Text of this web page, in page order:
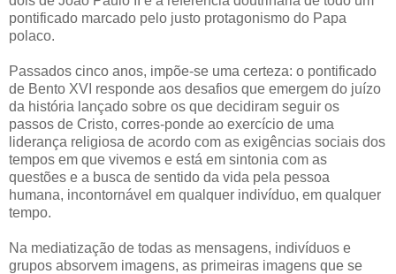
pontificado marcado pelo justo protagonismo do Papa
polaco.
Passados cinco anos, impõe-se uma certeza: o pontificado
de Bento XVI responde aos desafios que emergem do juízo
da história lançado sobre os que decidiram seguir os
passos de Cristo, corres-ponde ao exercício de uma
liderança religiosa de acordo com as exigências sociais dos
tempos em que vivemos e está em sintonia com as
questões e a busca de sentido da vida pela pessoa
humana, incontornável em qualquer indivíduo, em qualquer
tempo.
Na mediatização de todas as mensagens, indivíduos e
grupos absorvem imagens, as primeiras imagens que se